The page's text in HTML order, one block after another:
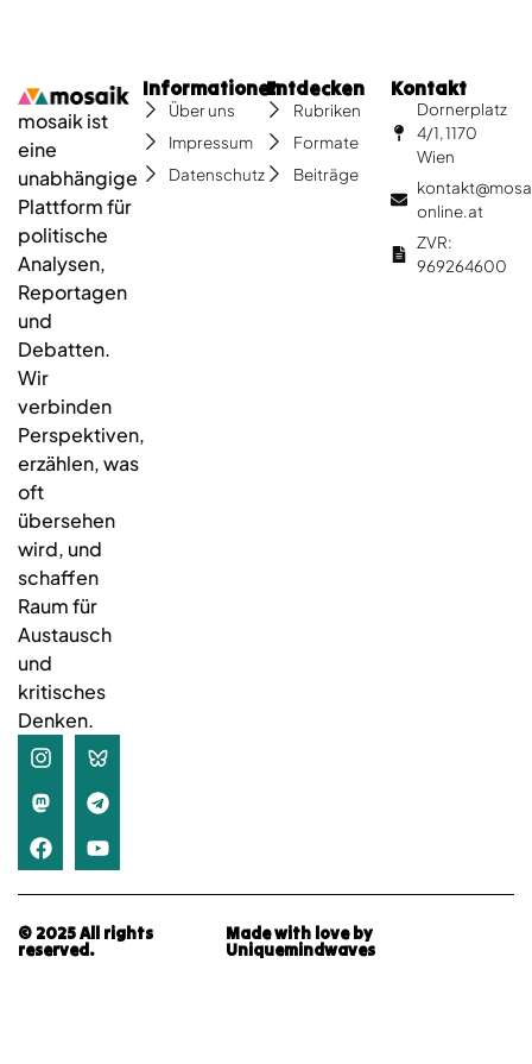
mosaik ist
eine
unabhängige
Plattform für
politische
Analysen,
Reportagen
und
Debatten.
Wir
verbinden
Perspektiven,
erzählen, was
oft
übersehen
wird, und
schaffen
Raum für
Austausch
und
kritisches
Denken.
Informationen
Über uns
Impressum
Datenschutz
Entdecken
Rubriken
Formate
Beiträge
Kontakt
Dornerplatz
4/1, 1170
Wien
online.at
ZVR:
969264600
© 2025 All rights
reserved.
Made with love by
Uniquemindwaves